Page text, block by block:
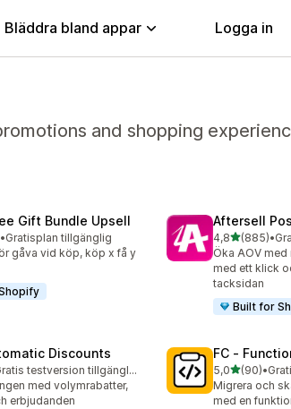
Bläddra bland appar Logga in
and shopping
Gift Bundle Upsell
totalt
•Gratisplan tillgänglig
gåva vid köp, köp x få y
Aftersell
4,8av 5(885)
885 •
Öka AOV
med ett klick
tacksidan
Built for
Discounts
totalt
Gratis testversion tillgänglig
med volymrabatter,
erbjudanden
FC ‑
5,0av 5(90)
90 recensioner
•
Migrera och
med en